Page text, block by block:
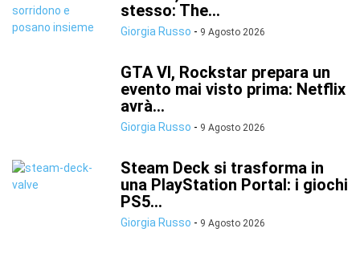
stesso: The...
Giorgia Russo - 9 Agosto 2026
GTA VI, Rockstar prepara un
evento mai visto prima: Netflix
avrà...
Giorgia Russo - 9 Agosto 2026
Steam Deck si trasforma in
una PlayStation Portal: i giochi
PS5...
Giorgia Russo - 9 Agosto 2026